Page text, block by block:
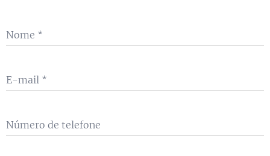
Nome
E-mail
Número de telefone